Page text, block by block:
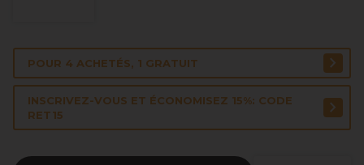
POUR 4 ACHETÉS, 1 GRATUIT
INSCRIVEZ-VOUS ET ÉCONOMISEZ 15%: CODE
RET15